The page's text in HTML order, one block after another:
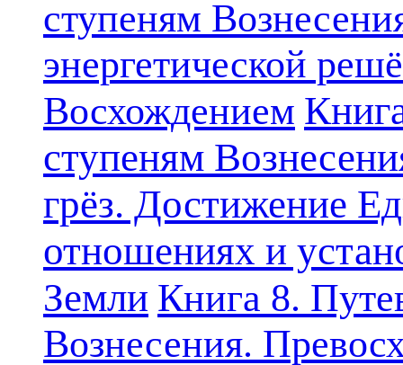
ступеням
энергетической
Восхождением
ступеням
грёз. Достижение
отношениях и
Земли Книга 8.
Вознесения.